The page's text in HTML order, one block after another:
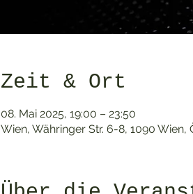
Zeit & Ort
08. Mai 2025, 19:00 – 23:50
Wien, Währinger Str. 6-8, 1090 Wien,